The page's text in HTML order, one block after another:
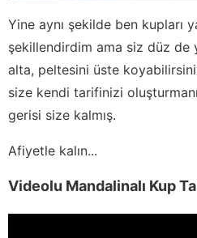
Yine aynı şekilde ben kupları
şekillendirdim ama siz düz de
alta, peltesini üste
size kendi tarifinizi
gerisi size kalmış.
Afiyetle kalın...
Videolu Mandalinalı Kup